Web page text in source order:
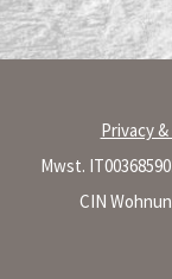
Privacy
Mwst.
CIN